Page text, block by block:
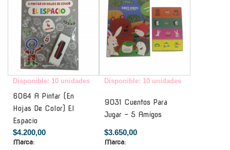
Disponible: 10 unidades
6064 A Pintar (En
Hojas De Color) El
Espacio
$4.200,00
Marca:
Disponible: 10 unidades
9031 Cuentos Para
Jugar - 5 Amigos
$3.650,00
Marca: